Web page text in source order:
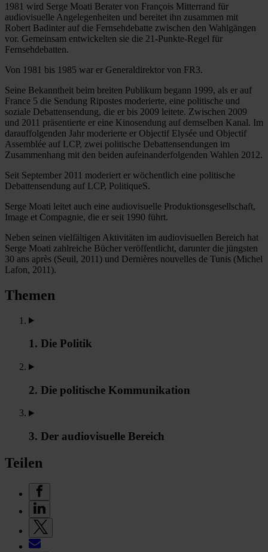
1981 wird Serge Moati Berater von François Mitterrand für
audiovisuelle Angelegenheiten und bereitet ihn zusammen mit
Robert Badinter auf die Fernsehdebatte zwischen den Wahlgängen
vor. Gemeinsam entwickelten sie die 21-Punkte-Regel für
Fernsehdebatten.
Von 1981 bis 1985 war er Generaldirektor von FR3.
Seine Bekanntheit beim breiten Publikum begann 1999, als er auf
France 5 die Sendung Ripostes moderierte, eine politische und
soziale Debattensendung, die er bis 2009 leitete. Zwischen 2009
und 2011 präsentierte er eine Kinosendung auf demselben Kanal. Im
darauffolgenden Jahr moderierte er Objectif Elysée und Objectif
Assemblée auf LCP, zwei politische Debattensendungen im
Zusammenhang mit den beiden aufeinanderfolgenden Wahlen 2012.
Seit September 2011 moderiert er wöchentlich eine politische
Debattensendung auf LCP, PolitiqueS.
Serge Moati leitet auch eine audiovisuelle Produktionsgesellschaft,
Image et Compagnie, die er seit 1990 führt.
Neben seinen vielfältigen Aktivitäten im audiovisuellen Bereich hat
Serge Moati zahlreiche Bücher veröffentlicht, darunter die jüngsten
30 ans après (Seuil, 2011) und Dernières nouvelles de Tunis (Michel
Lafon, 2011).
Themen
1. Die Politik
2. Die politische Kommunikation
3. Der audiovisuelle Bereich
Teilen